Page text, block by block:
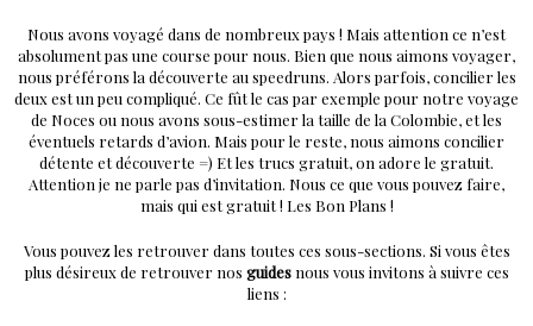
Nous avons voyagé dans de nombreux pays ! Mais attention ce n’est
absolument pas une course pour nous. Bien que nous aimons voyager,
nous préférons la découverte au speedruns. Alors parfois, concilier les
deux est un peu compliqué. Ce fût le cas par exemple pour notre voyage
de Noces ou nous avons sous-estimer la taille de la Colombie, et les
éventuels retards d’avion. Mais pour le reste, nous aimons concilier
détente et découverte =) Et les trucs gratuit, on adore le gratuit.
Attention je ne parle pas d’invitation. Nous ce que vous pouvez faire,
mais qui est gratuit ! Les Bon Plans !
Vous pouvez les retrouver dans toutes ces sous-sections. Si vous êtes
plus désireux de retrouver nos guidesnous vous invitons à suivre ces
liens :